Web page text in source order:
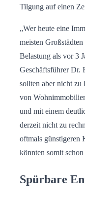
Tilgung auf einen
„Wer heute eine
meisten
Belastung als vor 3
Geschäftsführer Dr.
sollten aber nicht zu
von
und mit einem
derzeit nicht zu
oftmals günstigeren
könnten somit
Spürbare